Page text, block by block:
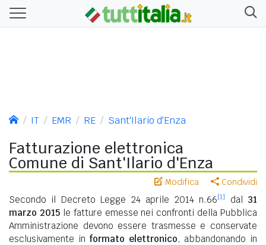
IT EMR RE Sant'Ilario d'Enza
Fatturazione elettronica
Comune di Sant'Ilario d'Enza
Modifica Condividi
Secondo il Decreto Legge 24 aprile 2014 n.66[1] dal 31
marzo 2015le fatture emesse nei confronti della Pubblica
Amministrazione devono essere trasmesse e conservate
esclusivamente in formato elettronico, abbandonando in